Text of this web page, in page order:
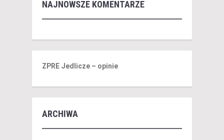
NAJNOWSZE KOMENTARZE
ZPRE Jedlicze – opinie
ARCHIWA